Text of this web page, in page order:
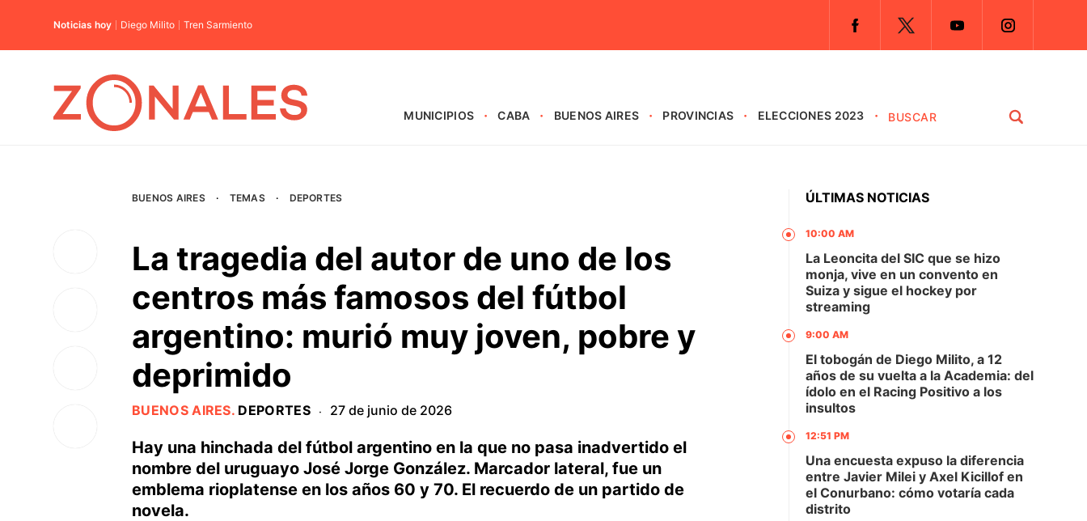
Noticias hoy Diego Milito Tren Sarmiento
MUNICIPIOS CABA BUENOS AIRES PROVINCIAS ELECCIONES 2023
BUENOS AIRES · TEMAS · DEPORTES
La tragedia del autor de uno de los
centros más famosos del fútbol
argentino: murió muy joven, pobre y
deprimido
BUENOS AIRES. DEPORTES · 27 de junio de 2026
Hay una hinchada del fútbol argentino en la que no pasa inadvertido el
nombre del uruguayo José Jorge González. Marcador lateral, fue un
emblema rioplatense en los años 60 y 70. El recuerdo de un partido de
novela.
ÚLTIMAS NOTICIAS
10:00 AM
La Leoncita del SIC que se hizo
monja, vive en un convento en
Suiza y sigue el hockey por
streaming
9:00 AM
El tobogán de Diego Milito, a 12
años de su vuelta a la Academia: del
ídolo en el Racing Positivo a los
insultos
12:51 PM
Una encuesta expuso la diferencia
entre Javier Milei y Axel Kicillof en
el Conurbano: cómo votaría cada
distrito